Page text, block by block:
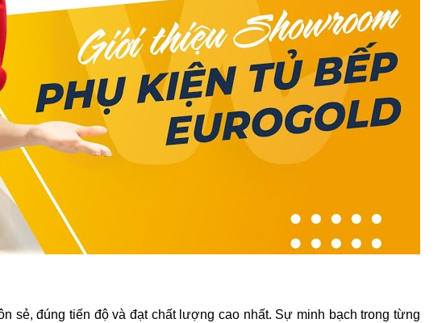
sẻ, đúng tiến độ và đạt chất lượng cao nhất. Sự minh bạch trong từng